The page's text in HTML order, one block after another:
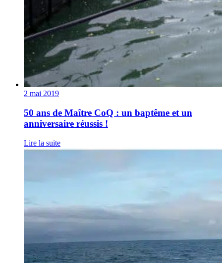
2 mai 2019
50 ans de Maître CoQ : un baptême et un
anniversaire réussis !
Lire la suite